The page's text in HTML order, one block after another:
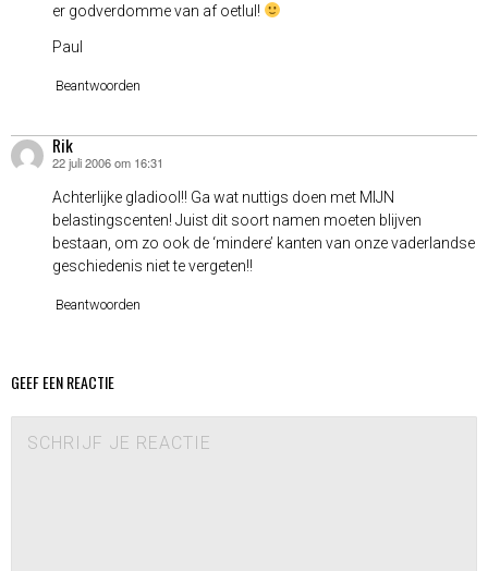
er godverdomme van af oetlul!
Paul
Beantwoorden
Rik
schreef:
22 juli 2006 om 16:31
Achterlijke gladiool!! Ga wat nuttigs doen met MIJN
belastingscenten! Juist dit soort namen moeten blijven
bestaan, om zo ook de ‘mindere’ kanten van onze vaderlandse
geschiedenis niet te vergeten!!
Beantwoorden
GEEF EEN REACTIE